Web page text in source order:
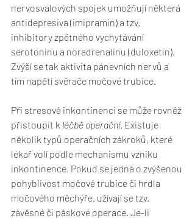
nervosvalových spojek umožňují některá
antidepresiva (imipramin) a tzv.
inhibitory zpětného vychytávání
serotoninu a noradrenalinu (duloxetin).
Zvýší se tak aktivita pánevních nervů a
tím napětí svěrače močové trubice.
Při stresové inkontinenci se může rovněž
přistoupit k léčbě operační. Existuje
několik typů operačních zákroků, které
lékař volí podle mechanismu vzniku
inkontinence. Pokud se jedná o zvýšenou
pohyblivost močové trubice či hrdla
močového měchýře, užívají se tzv.
závěsné či páskové operace. Je-li